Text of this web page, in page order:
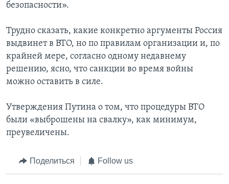
безопасности».
Трудно сказать, какие конкретно аргументы Россия
выдвинет в ВТО, но по правилам организации и, по
крайней мере, согласно одному недавнему
решению, ясно, что санкции во время войны
можно оставить в силе.
Утверждения Путина о том, что процедуры ВТО
были «выброшены на свалку», как минимум,
преувеличены.
Поделиться Follow us